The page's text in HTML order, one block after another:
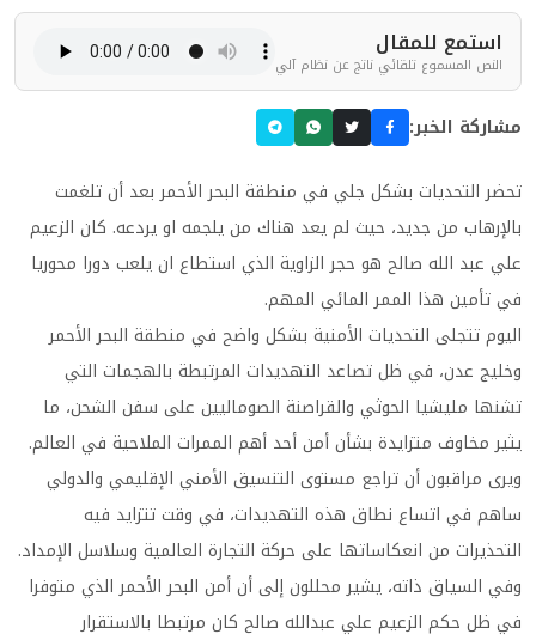
استمع للمقال
النص المسموع تلقائي ناتج عن نظام آلي
مشاركة الخبر:
تحضر التحديات بشكل جلي في منطقة البحر الأحمر بعد أن تلغمت
بالإرهاب من جديد، حيث لم يعد هناك من يلجمه او يردعه. كان الزعيم
علي عبد الله صالح هو حجر الزاوية الذي استطاع ان يلعب دورا محوريا
في تأمين هذا الممر المائي المهم.
اليوم تتجلى التحديات الأمنية بشكل واضح في منطقة البحر الأحمر
وخليج عدن، في ظل تصاعد التهديدات المرتبطة بالهجمات التي
تشنها مليشيا الحوثي والقراصنة الصوماليين على سفن الشحن، ما
يثير مخاوف متزايدة بشأن أمن أحد أهم الممرات الملاحية في العالم.
ويرى مراقبون أن تراجع مستوى التنسيق الأمني الإقليمي والدولي
ساهم في اتساع نطاق هذه التهديدات، في وقت تتزايد فيه
التحذيرات من انعكاساتها على حركة التجارة العالمية وسلاسل الإمداد.
وفي السياق ذاته، يشير محللون إلى أن أمن البحر الأحمر الذي متوفرا
في ظل حكم الزعيم علي عبدالله صالح كان مرتبطا بالاستقرار